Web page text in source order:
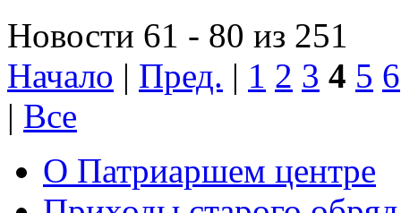
Новости 61 - 80 из 251
Начало | Пред. | 1 2 3 4 5 6
| Все
О Патриаршем центре